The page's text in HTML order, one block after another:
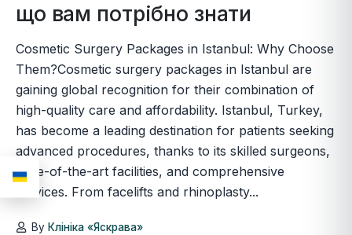
що вам потрібно знати
Cosmetic Surgery Packages in Istanbul: Why Choose
Them?Cosmetic surgery packages in Istanbul are
gaining global recognition for their combination of
high-quality care and affordability. Istanbul, Turkey,
has become a leading destination for patients seeking
advanced procedures, thanks to its skilled surgeons,
state-of-the-art facilities, and comprehensive
services. From facelifts and rhinoplasty...
By Клініка «Яскрава»